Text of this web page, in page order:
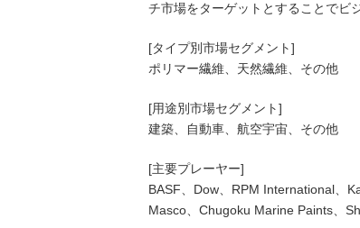
チ市場をターゲットとすることでビ
[タイプ別市場セグメント]
ポリマー繊維、天然繊維、その他
[用途別市場セグメント]
建築、自動車、航空宇宙、その他
[主要プレーヤー]
BASF、Dow、RPM International、
Masco、Chugoku Marine Paints、